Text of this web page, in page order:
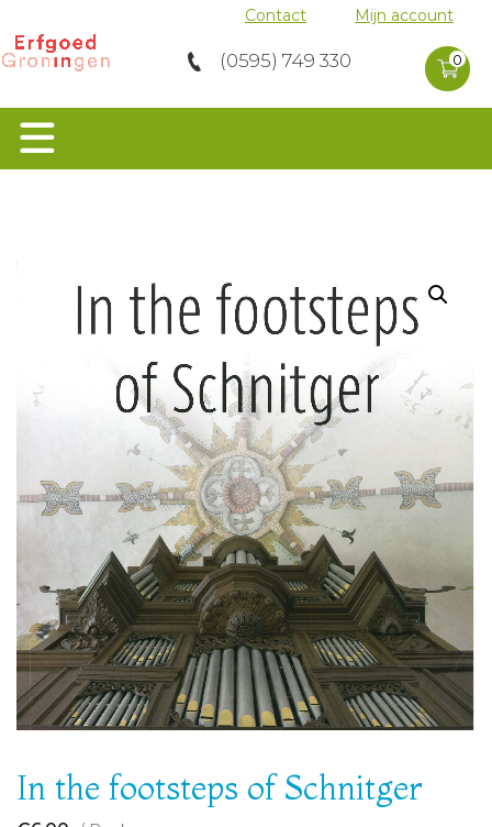
Contact Mijn account
(0595) 749 330 0
Molens
Archeologie
In the footsteps of Schnitger